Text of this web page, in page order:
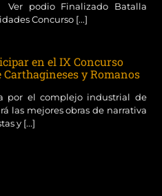
Ver podio Finalizado Batalla
Concurso [...]
en el IX Concurso
y Romanos
por el complejo industrial de
las mejores obras de narrativa
y [...]